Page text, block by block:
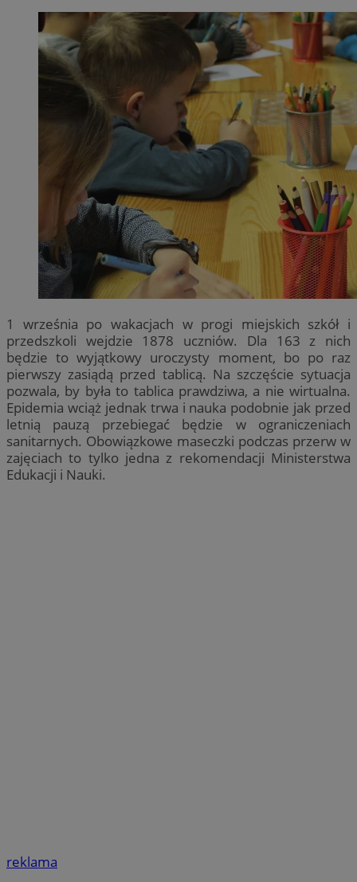
1 września po wakacjach w progi miejskich szkół i
przedszkoli wejdzie 1878 uczniów. Dla 163 z nich
będzie to wyjątkowy uroczysty moment, bo po raz
pierwszy zasiądą przed tablicą. Na szczęście sytuacja
pozwala, by była to tablica prawdziwa, a nie wirtualna.
Epidemia wciąż jednak trwa i nauka podobnie jak przed
letnią pauzą przebiegać będzie w ograniczeniach
sanitarnych. Obowiązkowe maseczki podczas przerw w
zajęciach to tylko jedna z rekomendacji Ministerstwa
Edukacji i Nauki.
reklama